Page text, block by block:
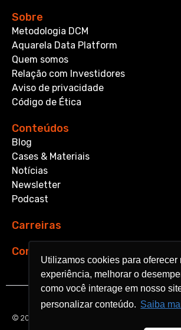
Utilizamos cookies para oferecer
experiência, melhorar o
como você interage em nosso
personalizar conteúdo. Saiba
Utilizamos cookies para oferecer
experiência, melhorar o
como você interage em nosso
personalizar conteúdo. Saiba
Sobre
Metodologia DCM
Aquarela Data Platform
Quem somos
Relação com Investidores
Aviso de privacidade
Código de Ética
Conteúdos
Blog
Cases & Materiais
Notícias
Newsletter
Podcast
Carreiras
Contato
© 2026 Aquarela Analytics. All rights reserved.